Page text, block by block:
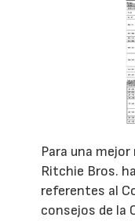
Para una
Ritchie Bros.
referentes al
consejos de la